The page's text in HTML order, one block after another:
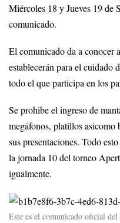
Miércoles 18 y Jueves 19 de
comunicado.
El comunicado da a conocer
establecerán para el cuidado
todo el que participa en los
Se prohibe el ingreso de
megáfonos, platillos asicomo
sus presentaciones. Todo
la jornada 10 del torneo
igualmente.
Este es el comunicado oficial del